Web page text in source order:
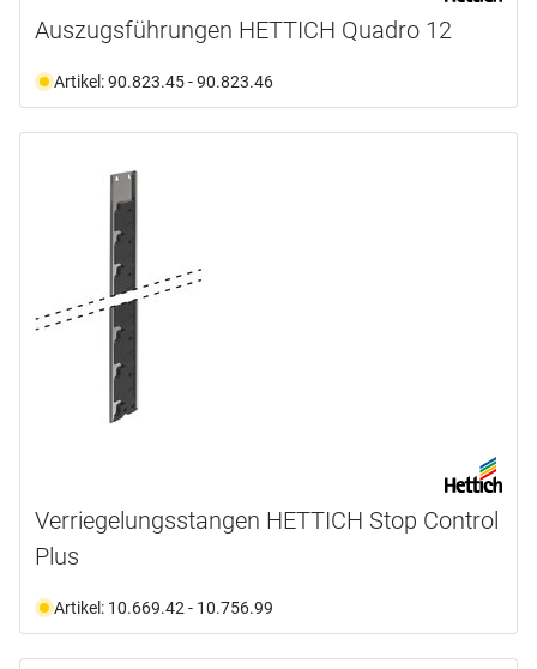
Auszugsführungen HETTICH Quadro 12
Artikel: 90.823.45 - 90.823.46
Verriegelungsstangen HETTICH Stop Control
Plus
Artikel: 10.669.42 - 10.756.99